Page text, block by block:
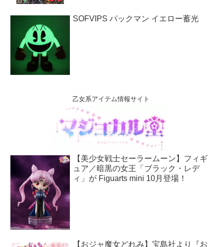
SOFVIPS パックマン イエロー蓄光
乙女系アイテム情報サイト
【美少女戦士セーラームーン】フィギ
ュア／暗黒の女王「ブラック・レデ
ィ」が Figuarts mini 10月登場！
【おジャ魔女どれみ】宝島社より『お